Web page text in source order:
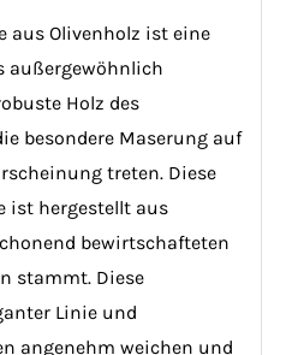
aus Olivenholz ist eine
außergewöhnlich
Holz des
besondere Maserung auf
treten. Diese
ist hergestellt aus
bewirtschafteten
stammt. Diese
Linie und
angenehm weichen und